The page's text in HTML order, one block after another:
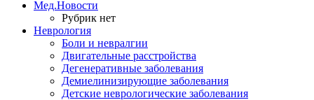
Мед.Новости
Рубрик нет
Неврология
Боли и невралгии
Двигательные расстройства
Дегенеративные заболевания
Демиелинизирующие заболевания
Детские неврологические заболевания